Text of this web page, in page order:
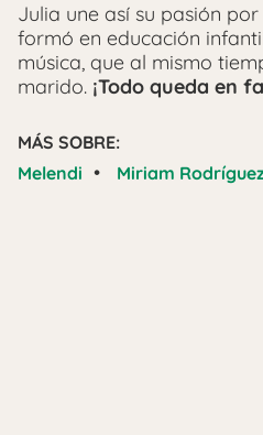
Julia une así su pasión por
formó en educación
música, que al mismo
marido. ¡Todo queda en
MÁS SOBRE:
Melendi • Miriam